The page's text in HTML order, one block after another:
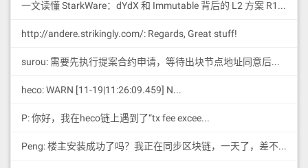
一文读懂 StarkWare：dYdX 和 Immutable 背后的 L2 方案 R11; BitKeep 博客: [...]Layer 2:Comparing Laye...
http://andere.strikingly.com/: Regards, Great stuff!
surou: 需要先执行提案合约申请，等待出块节点地址同意后，才会进...
heco: WARN [11-19|11:26:09.459] N...
P: 你好，我在heco链上遇到了“tx fee excee...
Peng: 楼主安装成功了吗？我正在同步区块链，一天了，差不多才同...